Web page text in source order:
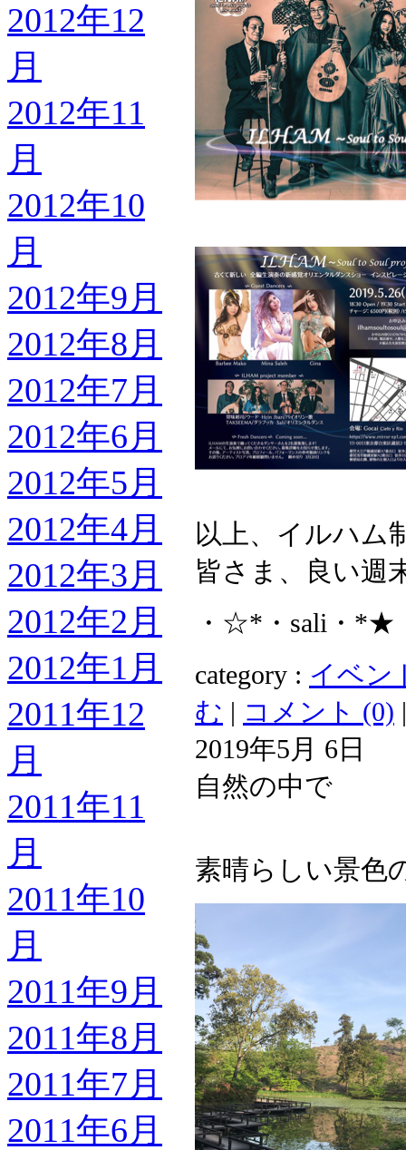
2012年12
月
2012年11
月
2012年10
月
2012年9月
2012年8月
2012年7月
2012年6月
2012年5月
2012年4月
2012年3月
2012年2月
2012年1月
2011年12
月
2011年11
月
2011年10
月
2011年9月
2011年8月
2011年7月
2011年6月
以上、イルハム
皆さま、良い週
・☆*・sali・*★
category : イベン
む | コメント (0)
2019年5月 6日
自然の中で
素晴らしい景色